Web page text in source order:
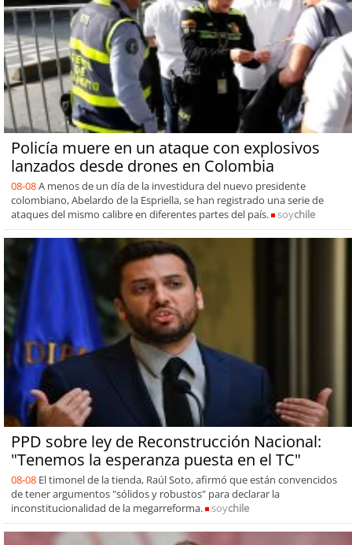
Policía muere en un ataque con explosivos
lanzados desde drones en Colombia
08-08A menos de un día de la investidura del nuevo presidente
colombiano, Abelardo de la Espriella, se han registrado una serie de
ataques del mismo calibre en diferentes partes del país.
soychile
PPD sobre ley de Reconstrucción Nacional:
"Tenemos la esperanza puesta en el TC"
08-08 El timonel de la tienda, Raúl Soto, afirmó que están convencidos
de tener argumentos "sólidos y robustos" para declarar la
inconstitucionalidad de la megarreforma.
soychile